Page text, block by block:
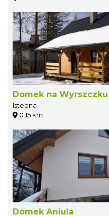
Domek na Wyrszczku
Istebna
0.15 km
Domek Aniula